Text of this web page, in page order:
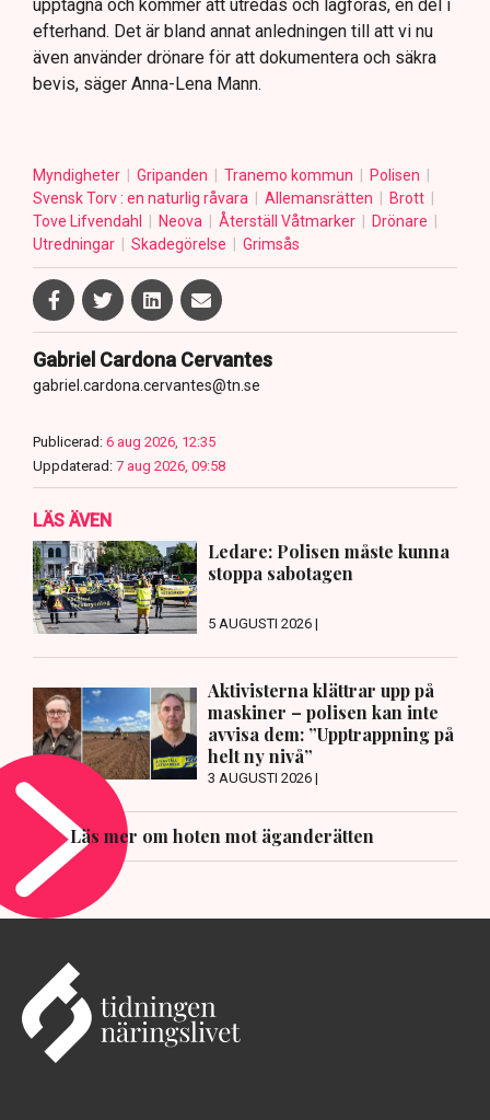
upptagna och kommer att utredas och lagföras, en del i
efterhand. Det är bland annat anledningen till att vi nu
även använder drönare för att dokumentera och säkra
bevis, säger Anna-Lena Mann.
Myndigheter Gripanden Tranemo kommun
Polisen
Svensk Torv : en naturlig råvara
Allemansrätten
Brott
Tove Lifvendahl
Neova Återställ Våtmarker
Drönare
Utredningar
Skadegörelse Grimsås
Gabriel Cardona Cervantes
gabriel.cardona.cervantes@tn.se
Publicerad: 6 aug 2026, 12:35
Uppdaterad: 7 aug 2026, 09:58
LÄS ÄVEN
Ledare: Polisen måste kunna
stoppa sabotagen
5 AUGUSTI 2026 |
Aktivisterna klättrar upp på
maskiner – polisen kan inte
avvisa dem: ”Upptrappning på
helt ny nivå”
3 AUGUSTI 2026 |
Läs mer om hoten mot äganderätten